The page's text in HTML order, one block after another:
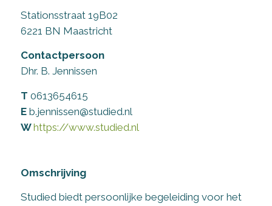
Stationsstraat 19B02
6221 BN Maastricht
Contactpersoon
Dhr. B. Jennissen
T 0613654615
E b.jennissen@studied.nl
Whttps://www.studied.nl
Omschrijving
Studied biedt persoonlijke begeleiding voor het